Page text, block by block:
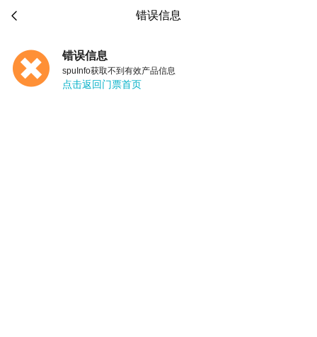
 错误信息
错误信息
spuInfo获取不到有效产品信息
点击返回门票首页